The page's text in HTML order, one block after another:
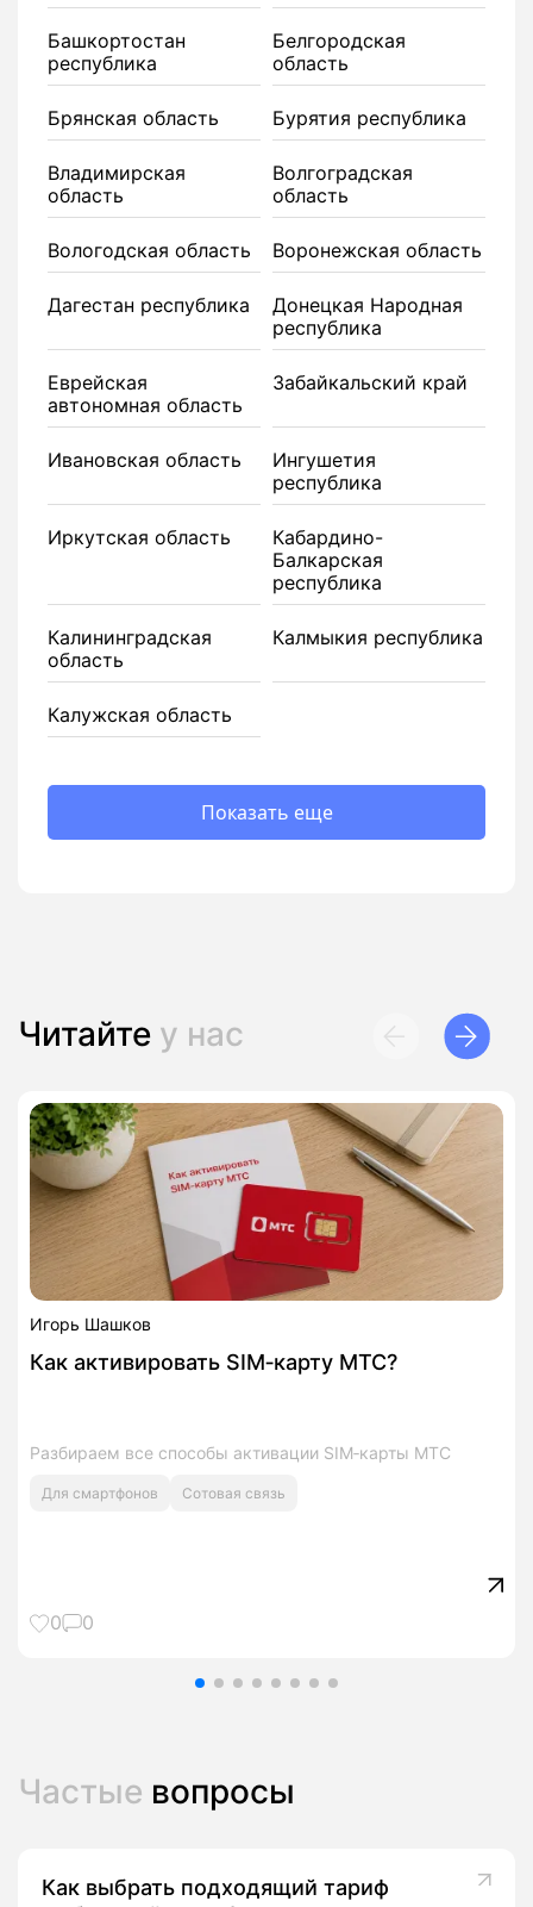
Башкортостан
республика
Белгородская
область
Брянская область Бурятия республика
Владимирская
область
Волгоградская
область
Вологодская область Воронежская область
Дагестан республика
Донецкая Народная
республика
Еврейская
автономная область
Забайкальский край
Ивановская область
Ингушетия
республика
Иркутская область
Кабардино-
Балкарская
республика
Калининградская
область
Калмыкия республика
Калужская область
Показать еще
Читайте у нас
Игорь Шашков
Как активировать SIM‑карту МТС?
Разбираем все способы активации SIM‑карты МТС
Для смартфонов Сотовая связь
0 0
Частые вопросы
Как выбрать подходящий тариф